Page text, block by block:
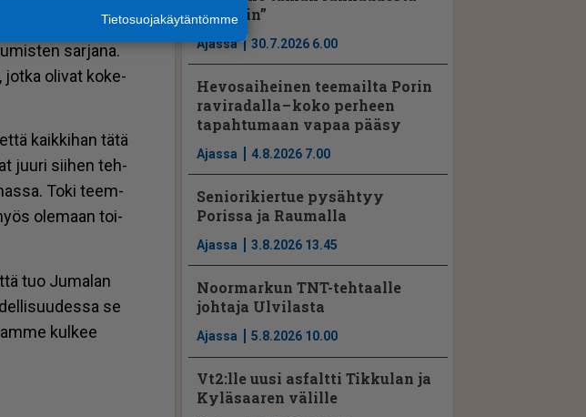
Olin käy­nyt
sar­ja­na.
jot­ka oli­vat ko­ke­
kaik­ki­han tätä
juu­ri sii­hen teh­
Toki teem­
ole­maan toi­
tuo Ju­ma­lan
se
kul­kee
Yyteriin”
Ajassa 30.7.2026 6.00
Hevosaiheinen teemailta Porin
raviradalla – koko perheen
tapahtumaan vapaa pääsy
Ajassa 4.8.2026 7.00
Seniorikiertue pysähtyy
Porissa ja Raumalla
Ajassa 3.8.2026 13.45
Noormarkun TNT-tehtaalle
johtaja Ulvilasta
Ajassa 5.8.2026 10.00
Vt2:lle uusi asfaltti Tikkulan ja
Kyläsaaren välille
Tietosuojakäytäntömme